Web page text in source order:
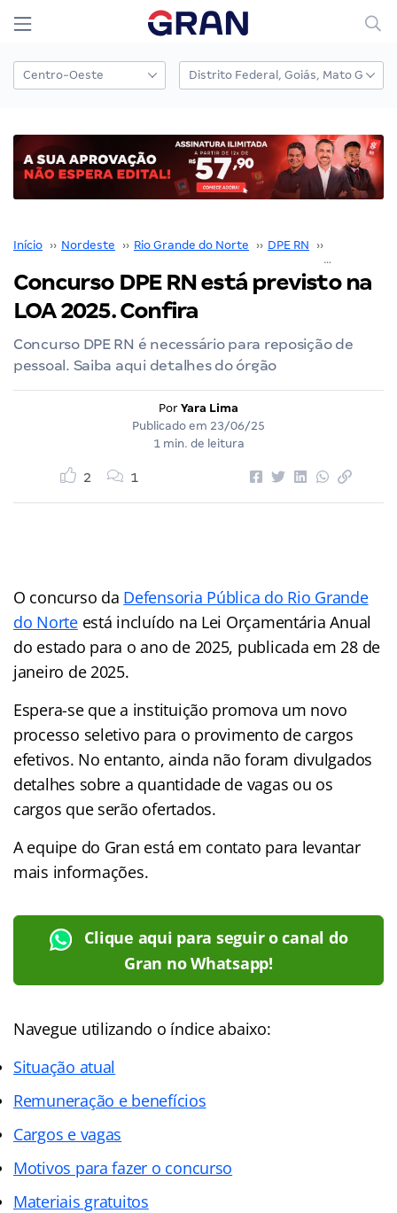
Início ›› Nordeste ›› Rio Grande do Norte ›› DPE RN ››
Concurso DPE RN está previsto na
LOA 2025. Confira
Concurso DPE RN é necessário para reposição de
pessoal. Saiba aqui detalhes do órgão
Por Yara Lima
Publicado em 23/06/25
1 min. de leitura
2 1
O concurso da Defensoria Pública do Rio Grande
do Norteestá incluído na Lei Orçamentária Anual
do estado para o ano de 2025, publicada em 28 de
janeiro de 2025.
Espera-se que a instituição promova um novo
processo seletivo para o provimento de cargos
efetivos. No entanto, ainda não foram divulgados
detalhes sobre a quantidade de vagas ou os
cargos que serão ofertados.
A equipe do Gran está em contato para levantar
mais informações.
Clique aqui para seguir o canal do
Gran no Whatsapp!
Navegue utilizando o índice abaixo:
Situação atual
Remuneração e benefícios
Cargos e vagas
Motivos para fazer o concurso
Materiais gratuitos